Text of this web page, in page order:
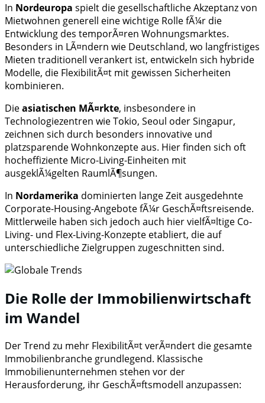
In Nordeuropa spielt die gesellschaftliche Akzeptanz von
Mietwohnen generell eine wichtige Rolle fÃ¼r die
Entwicklung des temporÃ¤ren Wohnungsmarktes.
Besonders in LÃ¤ndern wie Deutschland, wo langfristiges
Mieten traditionell verankert ist, entwickeln sich hybride
Modelle, die FlexibilitÃ¤t mit gewissen Sicherheiten
kombinieren.
Dieasiatischen MÃ¤rkte, insbesondere in
Technologiezentren wie Tokio, Seoul oder Singapur,
zeichnen sich durch besonders innovative und
platzsparende Wohnkonzepte aus. Hier finden sich oft
hocheffiziente Micro-Living-Einheiten mit
ausgeklÃ¼gelten RaumlÃ¶sungen.
In Nordamerika dominierten lange Zeit ausgedehnte
Corporate-Housing-Angebote fÃ¼r GeschÃ¤ftsreisende.
Mittlerweile haben sich jedoch auch hier vielfÃ¤ltige Co-
Living- und Flex-Living-Konzepte etabliert, die auf
unterschiedliche Zielgruppen zugeschnitten sind.
Die Rolle der Immobilienwirtschaft
im Wandel
Der Trend zu mehr FlexibilitÃ¤t verÃ¤ndert die gesamte
Immobilienbranche grundlegend. Klassische
Immobilienunternehmen stehen vor der
Herausforderung, ihr GeschÃ¤ftsmodell anzupassen: